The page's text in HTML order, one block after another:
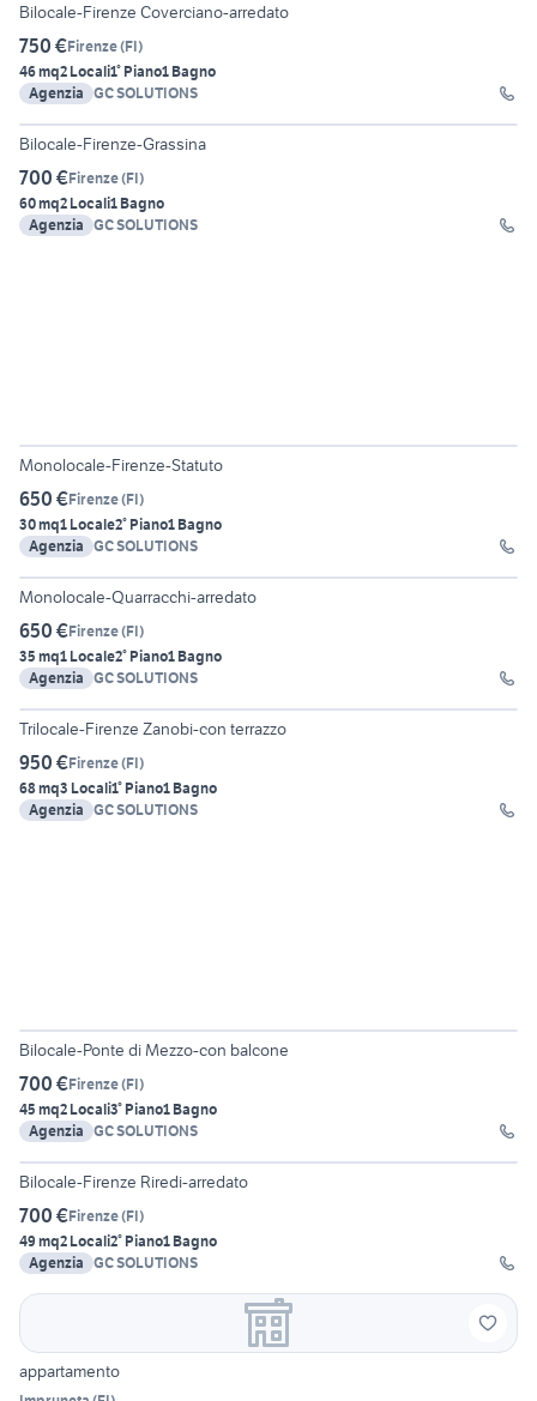
Bilocale-Firenze Coverciano-arredato
750 €Firenze(FI)
46 mq2 Locali1° Piano1 Bagno
Agenzia GC SOLUTIONS
4
Bilocale-Firenze-Grassina
700 €Firenze(FI)
60 mq2 Locali1 Bagno
Agenzia GC SOLUTIONS
Monolocale-Firenze-Statuto
650 €Firenze(FI)
30 mq1 Locale2° Piano1 Bagno
Agenzia GC SOLUTIONS
2
Monolocale-Quarracchi-arredato
650 €Firenze(FI)
35 mq1 Locale2° Piano1 Bagno
Agenzia GC SOLUTIONS
3
Trilocale-Firenze Zanobi-con terrazzo
950 €Firenze(FI)
68 mq3 Locali1° Piano1 Bagno
Agenzia GC SOLUTIONS
Bilocale-Ponte di Mezzo-con balcone
700 €Firenze(FI)
45 mq2 Locali3° Piano1 Bagno
Agenzia GC SOLUTIONS
Bilocale-Firenze Riredi-arredato
700 €Firenze(FI)
49 mq2 Locali2° Piano1 Bagno
Agenzia GC SOLUTIONS
appartamento